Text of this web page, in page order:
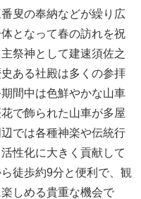
叟の奉納などが繰り広
となって春の訪れを祝
祭神として建速須佐之
ある社殿は多くの参拝
間中は色鮮やかな山車
で飾られた山車が多屋
では各種神楽や伝統行
性化に大きく貢献して
徒歩約9分と便利で、観
しめる貴重な機会で